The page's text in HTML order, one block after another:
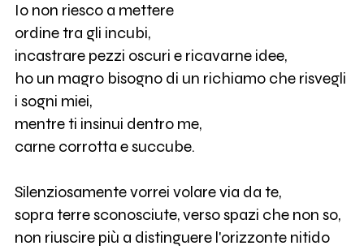
Io non riesco a mettere
ordine tra gli incubi,
incastrare pezzi oscuri e ricavarne idee,
ho un magro bisogno di un richiamo che risvegli
i sogni miei,
mentre ti insinui dentro me,
carne corrotta e succube.
Silenziosamente vorrei volare via da te,
sopra terre sconosciute, verso spazi che non so,
non riuscire più a distinguere l'orizzonte nitido